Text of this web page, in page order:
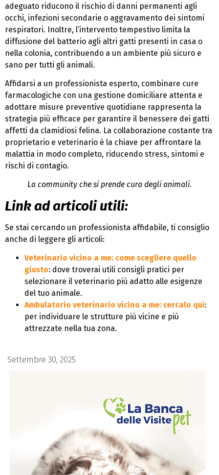
adeguato riducono il rischio di danni permanenti agli
occhi, infezioni secondarie o aggravamento dei sintomi
respiratori. Inoltre, l’intervento tempestivo limita la
diffusione del batterio agli altri gatti presenti in casa o
nella colonia, contribuendo a un ambiente più sicuro e
sano per tutti gli animali.
Affidarsi a un professionista esperto, combinare cure
farmacologiche con una gestione domiciliare attenta e
adottare misure preventive quotidiane rappresenta la
strategia più efficace per garantire il benessere dei gatti
affetti da clamidiosi felina. La collaborazione costante tra
proprietario e veterinario è la chiave per affrontare la
malattia in modo completo, riducendo stress, sintomi e
rischi di contagio.
La community che si prende cura degli animali.
Link ad articoli utili:
Se stai cercando un professionista affidabile, ti consiglio
anche di leggere gli articoli:
Veterinario vicino a me: come scegliere quello
giusto: dove troverai utili consigli pratici per
selezionare il veterinario più adatto alle esigenze
del tuo animale.
Ambulatorio veterinario vicino a me: cercalo qui:
per individuare le strutture più vicine e più
attrezzate nella tua zona.
Settembre 30, 2025